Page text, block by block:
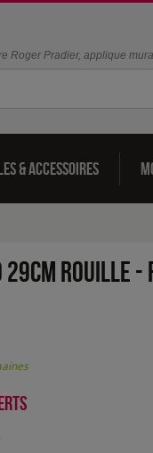
Roger Pradier, applique
& accessoires
29cm Rouille -